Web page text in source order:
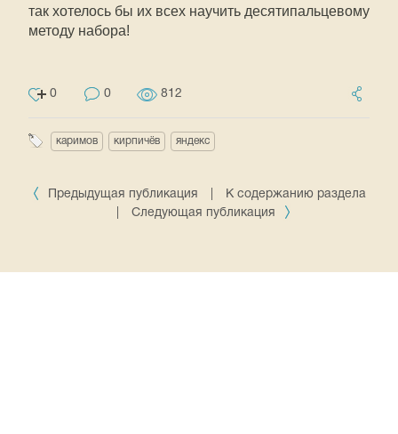
так хотелось бы их всех научить десятипальцевому
методу набора!
0 0 812
каримов кирпичёв яндекс
Предыдущая публикация
К содержанию раздела
Следующая публикация